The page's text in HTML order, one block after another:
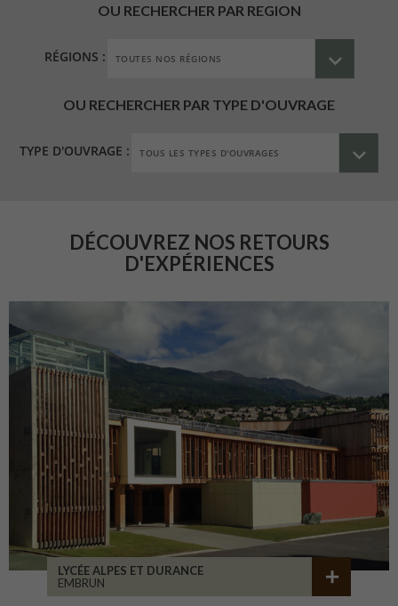
OU RECHERCHER PAR REGION
RÉGIONS :
OU RECHERCHER PAR TYPE D'OUVRAGE
TYPE D'OUVRAGE :
DÉCOUVREZ NOS RETOURS
D'EXPÉRIENCES
LYCÉE ALPES ET DURANCE
EMBRUN